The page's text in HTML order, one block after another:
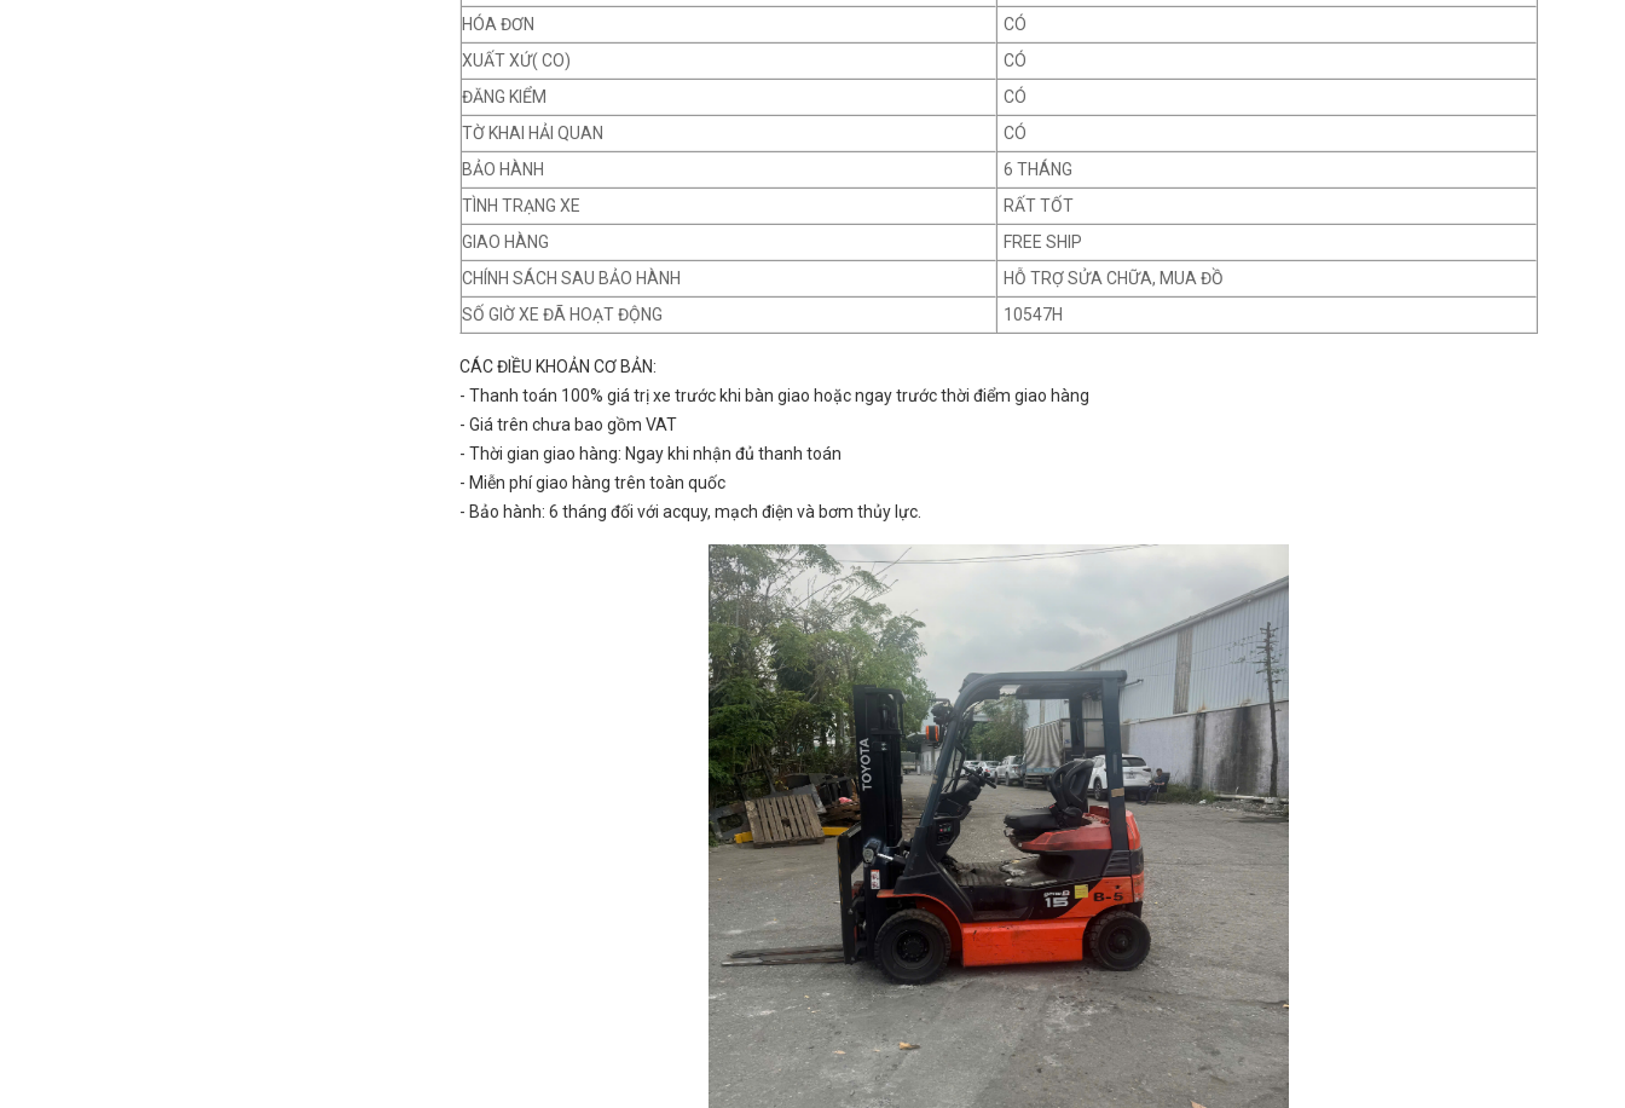
HÓA ĐƠN
CÓ
XUẤT XỨ( CO)
CÓ
ĐĂNG KIỂM
CÓ
TỜ KHAI HẢI QUAN
CÓ
BẢO HÀNH
6 THÁNG
TÌNH TRẠNG XE
RẤT TỐT
GIAO HÀNG
FREE SHIP
CHÍNH SÁCH SAU BẢO HÀNH
HỖ TRỢ SỬA CHỮA, MUA ĐỒ
SỐ GIỜ XE ĐÃ HOẠT ĐỘNG
10547H
CÁC ĐIỀU KHOẢN CƠ BẢN:
- Thanh toán 100% giá trị xe trước khi bàn giao hoặc ngay trước thời điểm giao hàng
- Giá trên chưa bao gồm VAT
- Thời gian giao hàng: Ngay khi nhận đủ thanh toán
- Miễn phí giao hàng trên toàn quốc
- Bảo hành: 6 tháng đối với acquy, mạch điện và bơm thủy lực.